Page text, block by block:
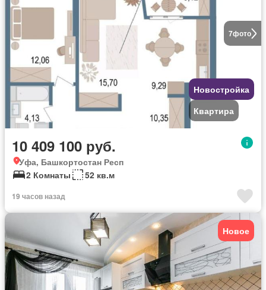
7фото
Новостройка
Квартира
10 409 100 руб.
Уфа, Башкортостан Респ
2 Комнаты
52 кв.м
19 часов назад
Новое